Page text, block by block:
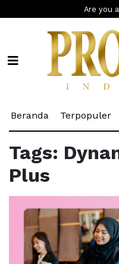
Are you
Beranda (current)
Terpopuler
Tags:
Plus